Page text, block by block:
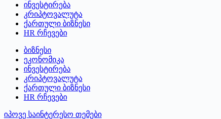
ინვესტირება
კრიპტოვალუტა
ქართული ბიზნესი
HR რჩევები
ბიზნესი
ეკონომიკა
ინვესტირება
კრიპტოვალუტა
ქართული ბიზნესი
HR რჩევები
იპოვე საინტერესო თემები